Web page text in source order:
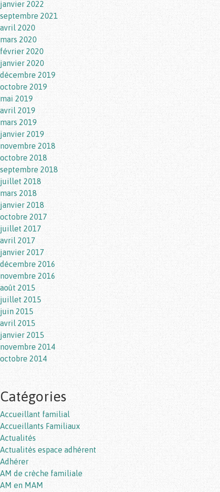
janvier 2022
septembre 2021
avril 2020
mars 2020
février 2020
janvier 2020
décembre 2019
octobre 2019
mai 2019
avril 2019
mars 2019
janvier 2019
novembre 2018
octobre 2018
septembre 2018
juillet 2018
mars 2018
janvier 2018
octobre 2017
juillet 2017
avril 2017
janvier 2017
décembre 2016
novembre 2016
août 2015
juillet 2015
juin 2015
avril 2015
janvier 2015
novembre 2014
octobre 2014
Catégories
Accueillant familial
Accueillants Familiaux
Actualités
Actualités espace adhérent
Adhérer
AM de crèche familiale
AM en MAM